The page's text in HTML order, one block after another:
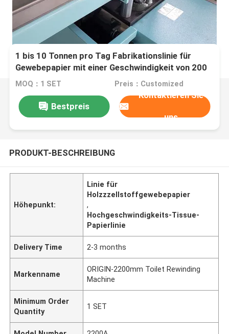
1 bis 10 Tonnen pro Tag Fabrikationslinie für
Gewebepapier mit einer Geschwindigkeit von 200
bis 220 Metern pro Minute
MOQ：1 SET Preis：Customized
Bestpreis
Kontaktieren Sie
uns
PRODUKT-BESCHREIBUNG
Höhepunkt:
Linie für
Holzzzellstoffgewebepapier
,
Hochgeschwindigkeits-Tissue-
Papierlinie
Delivery Time 2-3 months
Markenname
ORIGIN-2200mm Toilet Rewinding
Machine
Minimum Order
Quantity
1 SET